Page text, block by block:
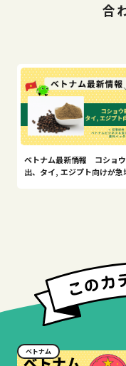
合
ベトナム最新情報 コショ
出、タイ, エジプト向けが急
ベトナム